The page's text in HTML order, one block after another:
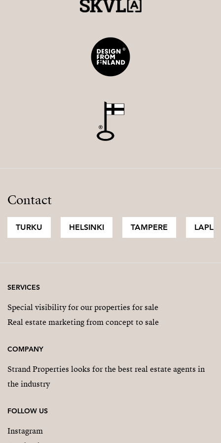
Contact
TURKU HELSINKI TAMPERE
SERVICES
Special visibility for our properties for sale
Real estate marketing from concept to sale
COMPANY
Strand Properties looks for the best real estate agents in
the industry
FOLLOW US
Instagram